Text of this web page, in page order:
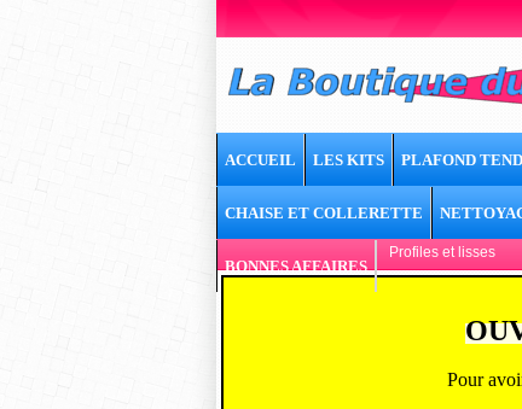
ACCUEIL LES KITS PLAFOND
CHAISE ET COLLERETTE
BONNES AFFAIRES
Profiles et lisses
Pour